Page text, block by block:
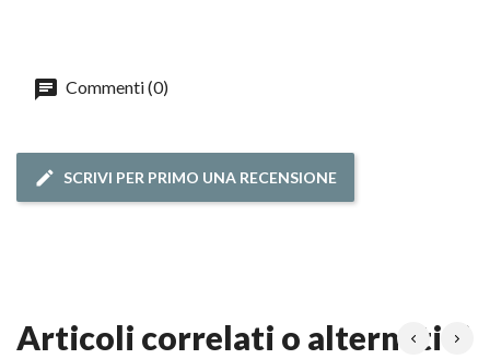
Commenti (0)
SCRIVI PER PRIMO UNA RECENSIONE
articoli correlati o alternativi